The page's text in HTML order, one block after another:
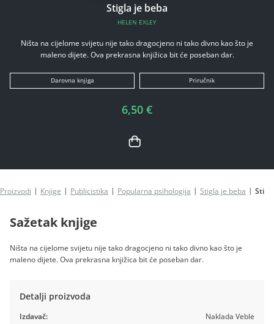
Stigla je beba
HELEN EXLEY
Ništa na cijelome svijetu nije tako dragocjeno ni tako divno kao što je
maleno dijete. Ova prekrasna knjižica bit će poseban dar.
Darovna knjiga Priručnik
6,50 €
Proizvodi Knjige Publicistika Popularna psihologija Stigla je beba
Sažetak knjige
Ništa na cijelome svijetu nije tako dragocjeno ni tako divno kao što je
maleno dijete. Ova prekrasna knjižica bit će poseban dar.
Detalji proizvoda
Izdavač:
Naklada Veble